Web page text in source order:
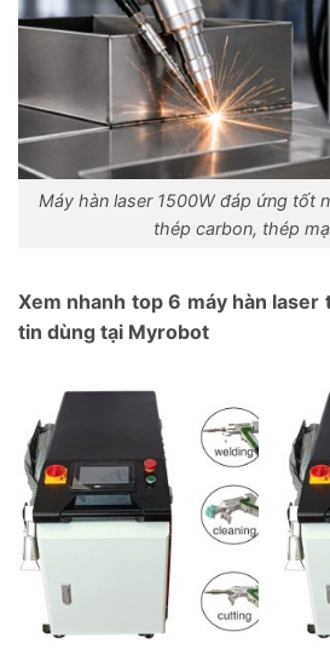
Máy hàn laser 1500W đáp ứng tốt
thép carbon, thép
Xem nhanh top 6 máy hàn
tin dùng tại Myrobot